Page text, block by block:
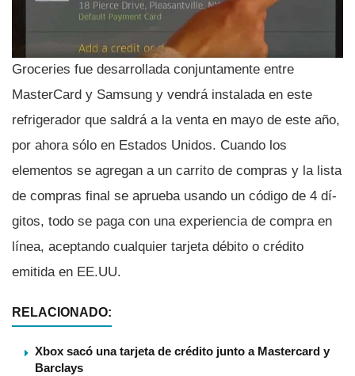
Groceries fue desarrollada conjuntamente entre
MasterCard y Samsung y vendrá instalada en este
refrigerador que saldrá a la venta en mayo de este año,
por ahora sólo en Estados Unidos. Cuando los
elementos se agregan a un carrito de compras y la lista
de compras final se aprueba usando un código de 4 dí­
gitos, todo se paga con una experiencia de compra en
lí­nea, aceptando cualquier tarjeta débito o crédito
emitida en EE.UU.
RELACIONADO:
Xbox sacó una tarjeta de crédito junto a Mastercard y
Barclays